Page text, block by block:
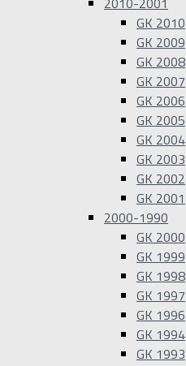
GK 2010
GK 2009
GK 2008
GK 2007
GK 2006
GK 2005
GK 2004
GK 2003
GK 2002
GK 2001
2000-1990
GK 2000
GK 1999
GK 1998
GK 1997
GK 1996
GK 1994
GK 1993